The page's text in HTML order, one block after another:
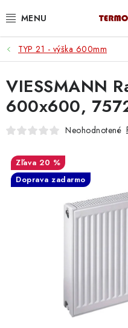
na
VYKUROVANIE
ROZVOD VODY A KÚRENIA
ODPAD A KANALIZÁCIA
% DOPREDAJ
PREČO SA OPLATÍ
CEZ TERMOOBCHOD.SK
TYP 21 - výška 600mm
VIESSMANN
600x600,
Neohodnotené
20 %
Doprava zadarmo